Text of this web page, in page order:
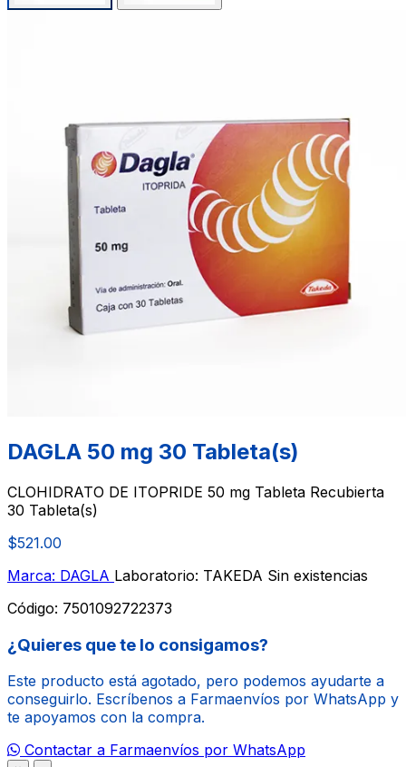
DAGLA 50 mg 30 Tableta(s)
CLOHIDRATO DE ITOPRIDE 50 mg Tableta Recubierta
30 Tableta(s)
$521.00
Marca: DAGLA Laboratorio: TAKEDA Sin existencias
Código: 7501092722373
¿Quieres que te lo consigamos?
Este producto está agotado, pero podemos ayudarte a
conseguirlo. Escríbenos a Farmaenvíos por WhatsApp y
te apoyamos con la compra.
Contactar a Farmaenvíos por WhatsApp